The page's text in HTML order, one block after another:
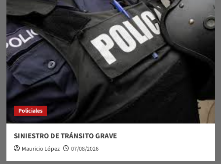
Policiales
SINIESTRO DE TRÁNSITO GRAVE
Mauricio López 07/08/2026